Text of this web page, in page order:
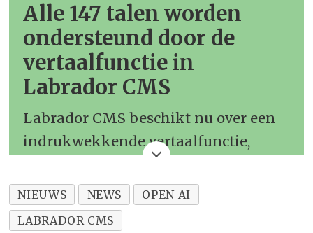
Alle 147 talen worden
ondersteund door de
vertaalfunctie in
Labrador CMS
Labrador CMS beschikt nu over een
indrukwekkende vertaalfunctie,
de geavanceerde mogelijkheden van
het OpenAI GPT-4 Turbo-model. Deze
NIEUWS NEWS
OPEN AI
LABRADOR CMS